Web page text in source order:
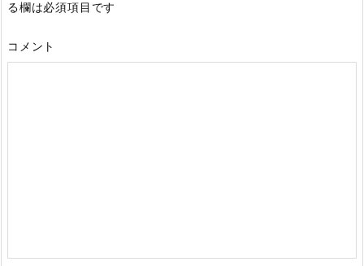
る欄は必須項目です
コメント